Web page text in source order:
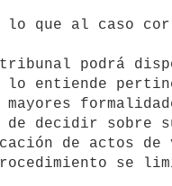
se